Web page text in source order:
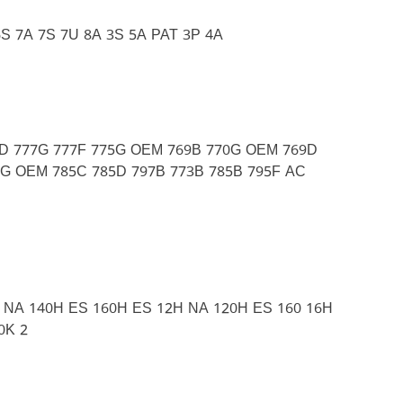
7A 7S 7U 8A 3S 5A PAT 3P 4A
777G 777F 775G OEM 769B 770G OEM 769D
OEM 785C 785D 797B 773B 785B 795F AC
140H ES 160H ES 12H NA 120H ES 160 16H
2